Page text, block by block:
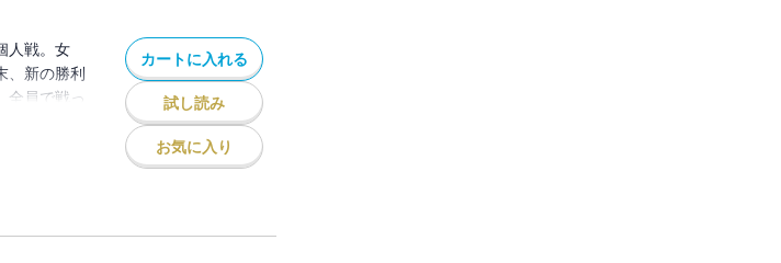
人戦。女
、新の勝利
全員で戦っ
と進むと
カートに入れる
試し読み
お気に入り